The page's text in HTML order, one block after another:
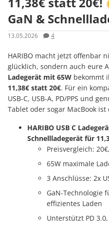
GaN &
13.05.2026 4
HARIBO macht jetzt offenbar
glücklich, sondern auch eure
Ladegerät mit 65W bekommt
11,38€ statt 20€. Für ein
USB-C, USB-A, PD/PPS und
Tablet oder sogar MacBook
HARIBO USB C
Schnellladegerät für
Preisvergleich: 20€,
65W maximale
3 Anschlüsse: 2x
GaN-Technologie
effizientes Laden
Unterstützt PD 3.0,